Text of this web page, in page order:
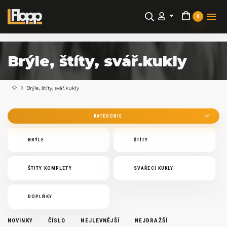
0
Brýle, štíty, svář.kukly
Brýle, štíty, svář.kukly
KATEGORIE
BRÝLE ŠTÍTY
ŠTÍTY KOMPLETY SVÁŘECÍ KUKLY
DOPLŇKY
NOVINKY ČÍSLO NEJLEVNĚJŠÍ NEJDRAŽŠÍ